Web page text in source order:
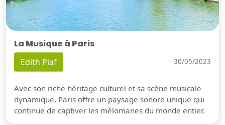
La Musique à Paris
Edith Piaf 30/05/2023
Avec son riche héritage culturel et sa scène musicale
dynamique, Paris offre un paysage sonore unique qui
continue de captiver les mélomanes du monde entier.